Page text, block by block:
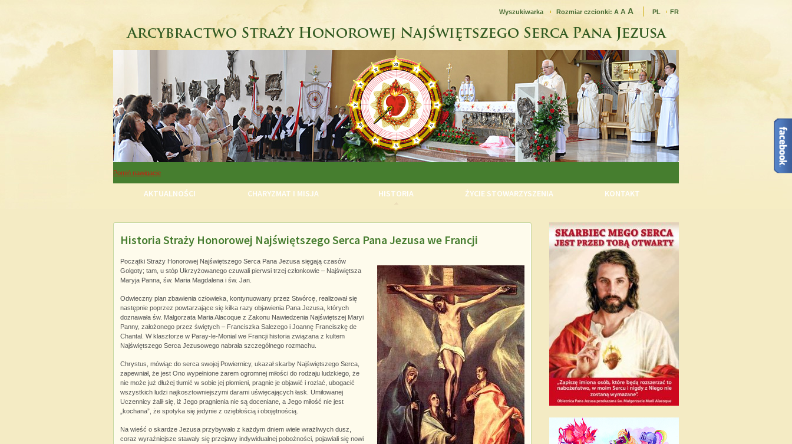
Wyszukiwarka Rozmiar czcionki: A A A PL FR
Pomiń nawigacje
AKTUALNOŚCI CHARYZMAT I MISJA HISTORIA ŻYCIE STOWARZYSZENIA KONTAKT
Pomiń nawigacje
Historia Straży Honorowej Najświętszego Serca Pana Jezusa we Francji
Początki Straży Honorowej Najświętszego Serca Pana Jezusa sięgają czasów
Golgoty; tam, u stóp Ukrzyżowanego czuwali pierwsi trzej członkowie – Najświętsza
Maryja Panna, św. Maria Magdalena i św. Jan.
Odwieczny plan zbawienia człowieka, kontynuowany przez Stwórcę, realizował się
następnie poprzez powtarzające się kilka razy objawienia Pana Jezusa, których
doznawała św. Małgorzata Maria Alacoque z Zakonu Nawiedzenia Najświętszej Maryi
Panny, założonego przez świętych – Franciszka Salezego i Joannę Franciszkę de
Chantal. W klasztorze w Paray-le-Monial we Francji historia związana z kultem
Najświętszego Serca Jezusowego nabrała szczególnego rozmachu.
Chrystus, mówiąc do serca swojej Powiernicy, ukazał skarby Najświętszego Serca,
zapewniał, że jest Ono wypełnione żarem ogromnej miłości do rodzaju ludzkiego, że
nie może już dłużej tłumić w sobie jej płomieni, pragnie je objawić i rozlać, ubogacić
wszystkich ludzi najkosztowniejszymi darami uświęcających łask. Umiłowanej
Uczennicy żalił się, iż Jego pragnienia nie są doceniane, a Jego miłość nie jest
„kochana”, że spotyka się jedynie z oziębłością i obojętnością.
Na wieść o skardze Jezusa przybywało z każdym dniem wiele wrażliwych dusz,
coraz wyraźniejsze stawały się przejawy indywidualnej pobożności, pojawiali się nowi